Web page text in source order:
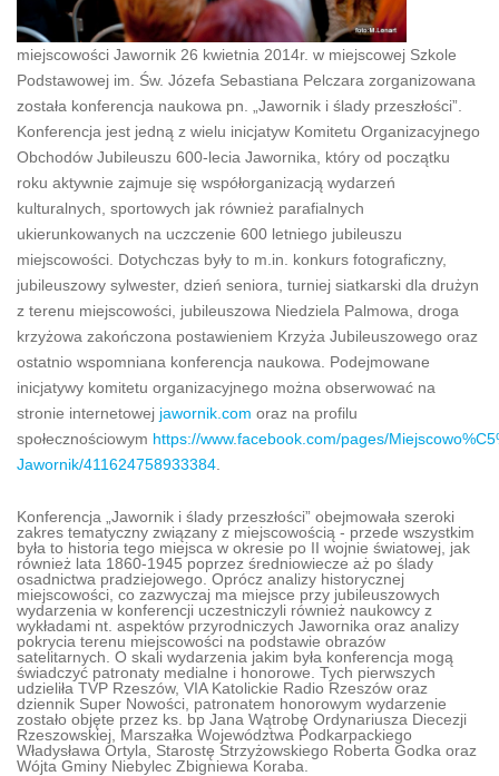
miejscowości Jawornik 26 kwietnia 2014r. w miejscowej Szkole
Podstawowej im. Św. Józefa Sebastiana Pelczara zorganizowana
została konferencja naukowa pn. „Jawornik i ślady przeszłości”.
Konferencja jest jedną z wielu inicjatyw Komitetu Organizacyjnego
Obchodów Jubileuszu 600-lecia Jawornika, który od początku
roku aktywnie zajmuje się współorganizacją wydarzeń
kulturalnych, sportowych jak również parafialnych
ukierunkowanych na uczczenie 600 letniego jubileuszu
miejscowości. Dotychczas były to m.in. konkurs fotograficzny,
jubileuszowy sylwester, dzień seniora, turniej siatkarski dla drużyn
z terenu miejscowości, jubileuszowa Niedziela Palmowa, droga
krzyżowa zakończona postawieniem Krzyża Jubileuszowego oraz
ostatnio wspomniana konferencja naukowa. Podejmowane
inicjatywy komitetu organizacyjnego można obserwować na
stronie internetowej jawornik.com oraz na profilu
społecznościowym https://www.facebook.com/pages/
Jawornik/411624758933384
Konferencja „Jawornik i ślady przeszłości” obejmowała szeroki
zakres tematyczny związany z miejscowością - przede wszystkim
była to historia tego miejsca w okresie po II wojnie światowej, jak
również lata 1860-1945 poprzez średniowiecze aż po ślady
osadnictwa pradziejowego. Oprócz analizy historycznej
miejscowości, co zazwyczaj ma miejsce przy jubileuszowych
wydarzenia w konferencji uczestniczyli również naukowcy z
wykładami nt. aspektów przyrodniczych Jawornika oraz analizy
pokrycia terenu miejscowości na podstawie obrazów
satelitarnych. O skali wydarzenia jakim była konferencja mogą
świadczyć patronaty medialne i honorowe. Tych pierwszych
udzieliła TVP Rzeszów, VIA Katolickie Radio Rzeszów oraz
dziennik Super Nowości, patronatem honorowym wydarzenie
zostało objęte przez ks. bp Jana Wątrobę Ordynariusza Diecezji
Rzeszowskiej, Marszałka Województwa Podkarpackiego
Władysława Ortyla, Starostę Strzyżowskiego Roberta Godka oraz
Wójta Gminy Niebylec Zbigniewa Koraba.